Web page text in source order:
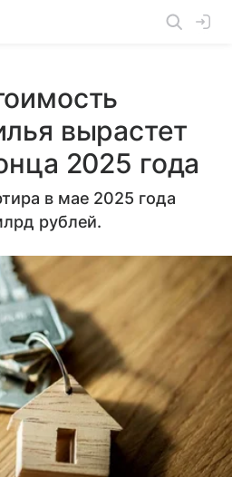
вырастет
2025 года
в мае 2025 года
рублей.